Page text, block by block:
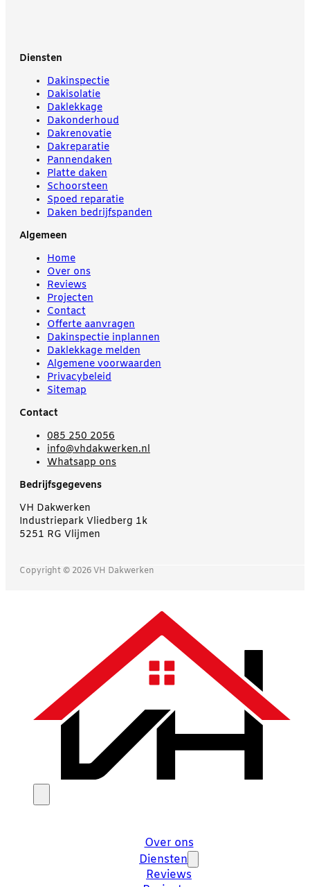
Diensten
Dakinspectie
Dakisolatie
Daklekkage
Dakonderhoud
Dakrenovatie
Dakreparatie
Pannendaken
Platte daken
Schoorsteen
Spoed reparatie
Daken bedrijfspanden
Algemeen
Home
Over ons
Reviews
Projecten
Contact
Offerte aanvragen
Dakinspectie inplannen
Daklekkage melden
Algemene voorwaarden
Privacybeleid
Sitemap
Contact
085 250 2056
info@vhdakwerken.nl
Whatsapp ons
Bedrijfsgegevens
VH Dakwerken
Industriepark Vliedberg 1k
5251 RG Vlijmen
Copyright © 2026 VH Dakwerken
Over ons
Diensten
Reviews